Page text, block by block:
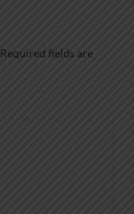
Required fields are